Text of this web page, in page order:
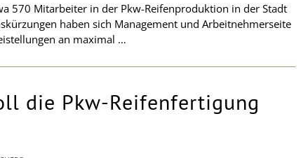
570 Mitarbeiter in der Pkw-Reifenproduktion in der Stadt
haben sich Management und Arbeitnehmerseite
an maximal …
die Pkw-Reifenfertigung